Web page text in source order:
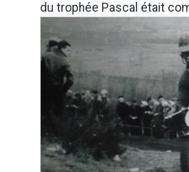
du trophée Pascal était